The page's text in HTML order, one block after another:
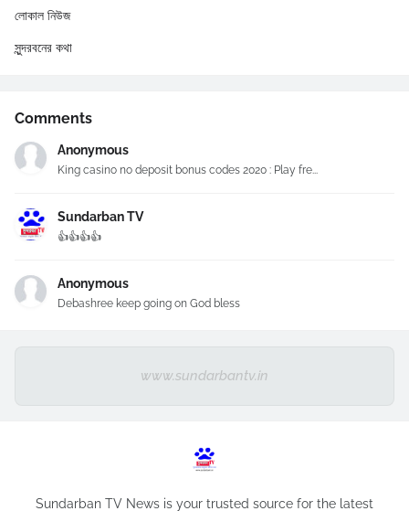
লোকাল নিউজ
সুন্দরবনের কথা
Comments
Anonymous
King casino no deposit bonus codes 2020 : Play fre...
Sundarban TV
👍👍👍👍
Anonymous
Debashree keep going on God bless
www.sundarbantv.in
Sundarban TV News is your trusted source for the latest